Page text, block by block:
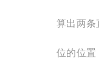
算出两条
位的位置